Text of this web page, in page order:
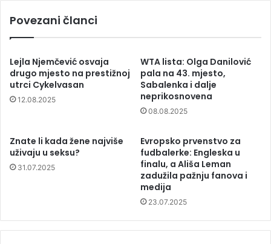
Povezani članci
Lejla Njemčević osvaja
drugo mjesto na prestižnoj
utrci Cykelvasan
12.08.2025
WTA lista: Olga Danilović
pala na 43. mjesto,
Sabalenka i dalje
neprikosnovena
08.08.2025
Znate li kada žene najviše
uživaju u seksu?
31.07.2025
Evropsko prvenstvo za
fudbalerke: Engleska u
finalu, a Ališa Leman
zadužila pažnju fanova i
medija
23.07.2025